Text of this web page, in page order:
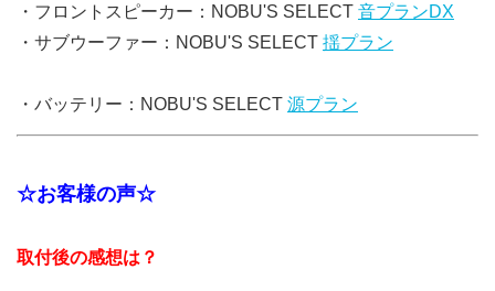
・フロントスピーカー：NOBU'S SELECT 音プランDX
・サブウーファー：NOBU'S SELECT 揺プラン
・バッテリー：NOBU'S SELECT 源プラン
☆お客様の声☆
取付後の感想は？